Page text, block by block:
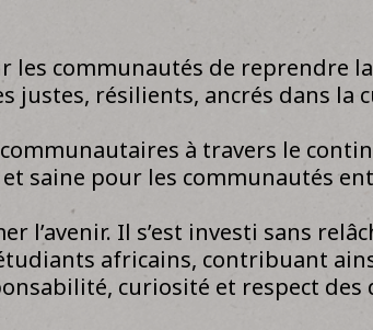
les communautés de reprendre
justes, résilients, ancrés dans la
à travers le
saine pour les communautés
Il s’est investi sans
africains, contribuant
curiosité et respect